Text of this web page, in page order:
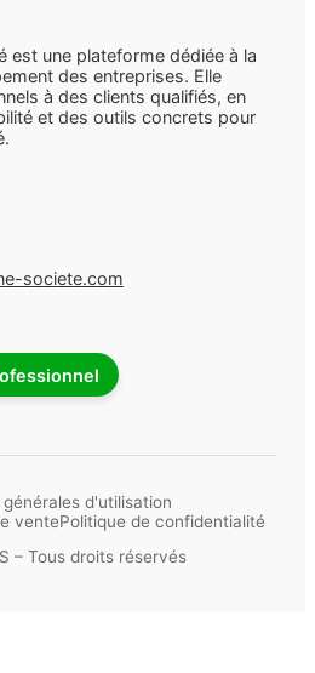
est une plateforme dédiée à la
des entreprises. Elle
à des clients qualifiés, en
et des outils concrets pour
societe.com
d'utilisation
ventePolitique de confidentialité
– Tous droits réservés